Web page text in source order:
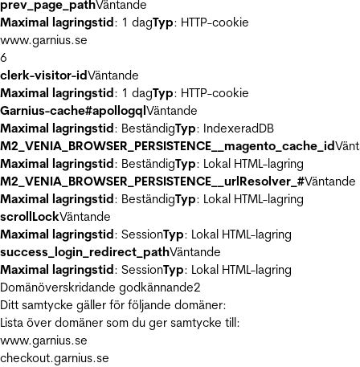
prev_page_pathVäntande
Maximal lagringstid: 1 dagTyp: HTTP-cookie
www.garnius.se
6
clerk-visitor-idVäntande
Maximal lagringstid: 1 dagTyp: HTTP-cookie
Garnius-cache#apollogqlVäntande
Maximal lagringstid: BeständigTyp: IndexeradDB
M2_VENIA_BROWSER_PERSISTENCE__magento_cache_id
Maximal lagringstid: BeständigTyp: Lokal HTML-lagring
M2_VENIA_BROWSER_PERSISTENCE__urlResolver_#Väntande
Maximal lagringstid: BeständigTyp: Lokal HTML-lagring
scrollLockVäntande
Maximal lagringstid: SessionTyp: Lokal HTML-lagring
success_login_redirect_pathVäntande
Maximal lagringstid: SessionTyp: Lokal HTML-lagring
Domänöverskridande godkännande2
Ditt samtycke gäller för följande domäner:
Lista över domäner som du ger samtycke till:
www.garnius.se
checkout.garnius.se